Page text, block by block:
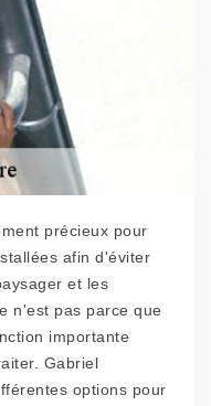
précieux pour
afin d'éviter
et les
n'est pas parce que
importante
Gabriel
options pour